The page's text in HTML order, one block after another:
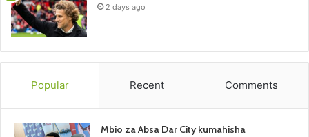
2 days ago
Popular Recent Comments
Mbio za Absa Dar City kumahisha